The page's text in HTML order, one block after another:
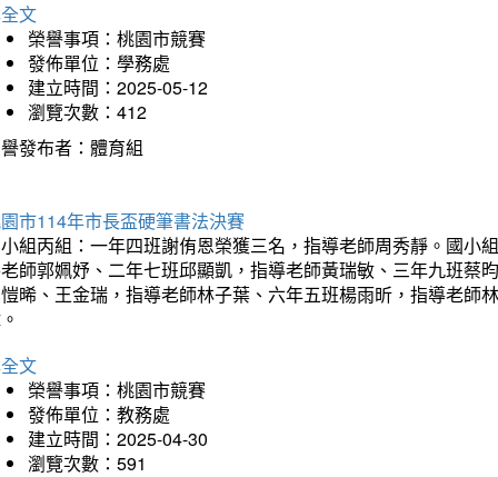
文
榮譽事項：桃園市競賽
發佈單位：學務處
建立時間：2025-05-12
瀏覽次數：412
發布者：體育組
市114年市長盃硬筆書法決賽
組丙組：一年四班謝侑恩榮獲三名，指導老師周秀靜。國小
師郭姵妤、二年七班邱顯凱，指導老師黃瑞敏、三年九班蔡
晞、王金瑞，指導老師林子葉、六年五班楊雨昕，指導老師
文
榮譽事項：桃園市競賽
發佈單位：教務處
建立時間：2025-04-30
瀏覽次數：591